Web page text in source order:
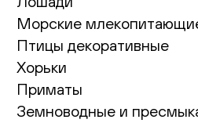
Морские
Птицы декоративные
Хорьки
Приматы
Земноводные и